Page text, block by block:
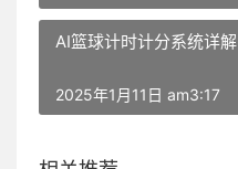
AI篮球计时计分系统详解
2025年1月11日 am3:17